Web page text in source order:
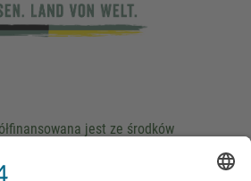
jest ze środków
Landtagu Saksońskiego budżetu.